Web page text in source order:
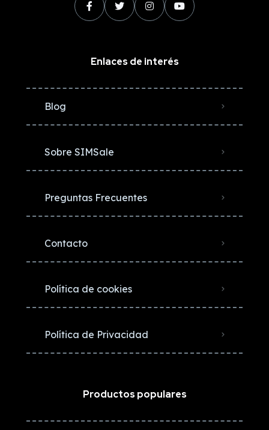
Enlaces de interés
Blog
Sobre SIMSale
Preguntas Frecuentes
Contacto
Política de cookies
Política de Privacidad
Productos populares